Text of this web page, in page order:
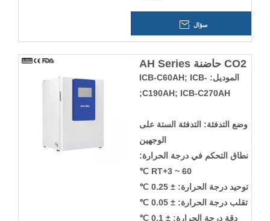
سؤال
CO2 حاضنة AH Series
الموديل: ICB-C60AH; ICB-
C190AH; ICB-C270AH;
وضع التدفئة: التدفئة الستة على
الوجهين
نطاق التحكم في درجة الحرارة:
RT+3 ~ 60 ℃
توحيد درجة الحرارة: ± 0.25 ℃
تقلب درجة الحرارة: ± 0.05 ℃
دقة درجة الحرارة: ± 0.1 ℃